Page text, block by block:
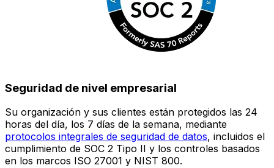
Seguridad de nivel empresarial
Su organización y sus clientes están protegidos las 24
horas del día, los 7 días de la semana, mediante
protocolos integrales de seguridad de datos, incluidos el
cumplimiento de SOC 2 Tipo II y los controles basados
en los marcos ISO 27001 y NIST 800.